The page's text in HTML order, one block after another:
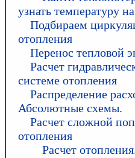
узнать температуру
Подбираем
отопления
Перенос тепловой
Расчет
системе отопления
Распределение
Абсолютные схемы.
Расчет сложной
отопления
Расчет